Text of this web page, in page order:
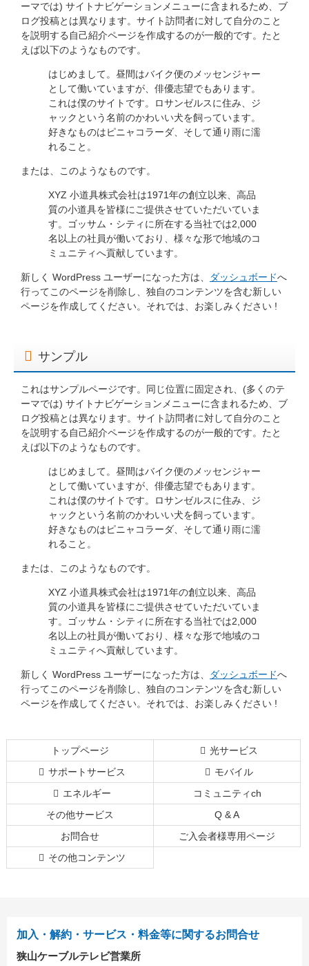
ーマでは) サイトナビゲーションメニューに含まれるため、ブ
ログ投稿とは異なります。サイト訪問者に対して自分のこと
を説明する自己紹介ページを作成するのが一般的です。たと
えば以下のようなものです。
はじめまして。昼間はバイク便のメッセンジャー
として働いていますが、俳優志望でもあります。
これは僕のサイトです。ロサンゼルスに住み、ジ
ャックという名前のかわいい犬を飼っています。
好きなものはピニャコラーダ、そして通り雨に濡
れること。
または、このようなものです。
XYZ 小道具株式会社は1971年の創立以来、高品
質の小道具を皆様にご提供させていただいていま
す。ゴッサム・シティに所在する当社では2,000
名以上の社員が働いており、様々な形で地域のコ
ミュニティへ貢献しています。
新しく WordPress ユーザーになった方は、 ダッシュボードへ
行ってこのページを削除し、独自のコンテンツを含む新しい
ページを作成してください。それでは、お楽しみください !
サンプル
これはサンプルページです。同じ位置に固定され、(多くのテ
ーマでは) サイトナビゲーションメニューに含まれるため、ブ
ログ投稿とは異なります。サイト訪問者に対して自分のこと
を説明する自己紹介ページを作成するのが一般的です。たと
えば以下のようなものです。
はじめまして。昼間はバイク便のメッセンジャー
として働いていますが、俳優志望でもあります。
これは僕のサイトです。ロサンゼルスに住み、ジ
ャックという名前のかわいい犬を飼っています。
好きなものはピニャコラーダ、そして通り雨に濡
れること。
または、このようなものです。
XYZ 小道具株式会社は1971年の創立以来、高品
質の小道具を皆様にご提供させていただいていま
す。ゴッサム・シティに所在する当社では2,000
名以上の社員が働いており、様々な形で地域のコ
ミュニティへ貢献しています。
新しく WordPress ユーザーになった方は、 ダッシュボードへ
行ってこのページを削除し、独自のコンテンツを含む新しい
ページを作成してください。それでは、お楽しみください !
ン
文
頭
の
へ
トップページ
光サービス
サポートサービス
モバイル
エネルギー
コミュニティch
その他サービス
Q & A
お問合せ
ご入会者様専用ページ
その他コンテンツ
加入・解約・サービス・料金等に関するお問合せ
狭山ケーブルテレビ営業所